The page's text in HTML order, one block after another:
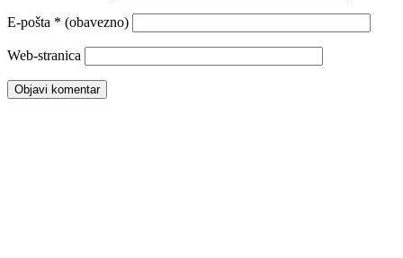
E-pošta * (obavezno)
Web-stranica